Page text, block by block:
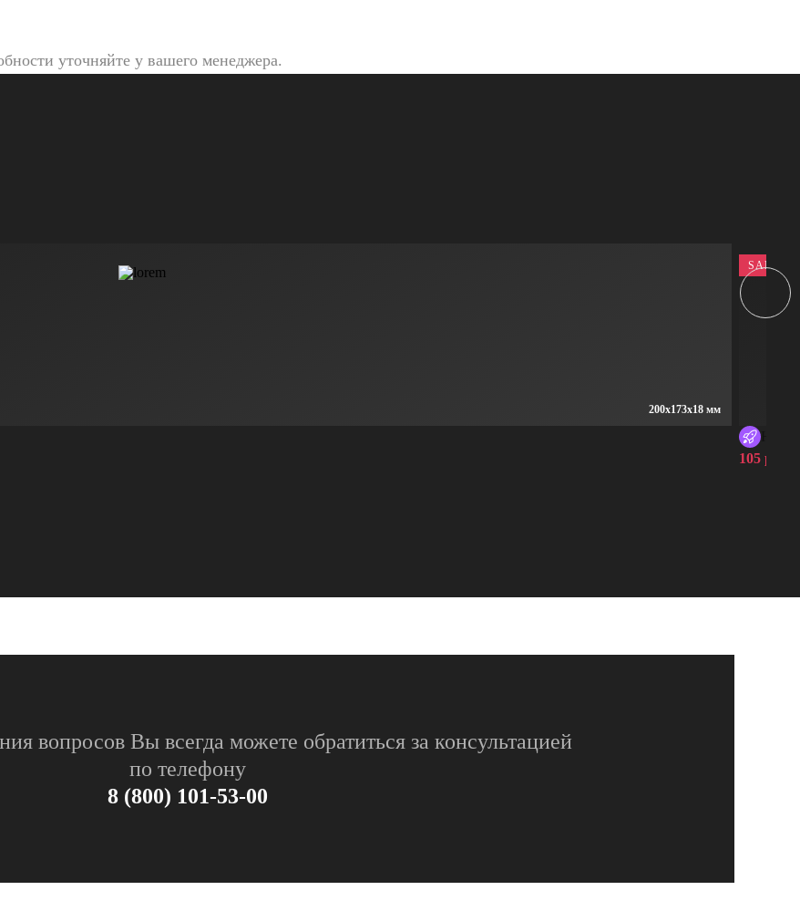
уточняйте у вашего менеджера.
200x173x18 мм
SALE
105
вопросов Вы всегда можете обратиться за консультацией
по телефону
8 (800) 101-53-00